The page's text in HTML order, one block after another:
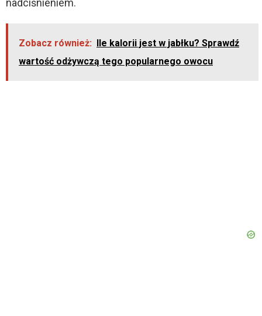
nadciśnieniem.
Zobacz również: Ile kalorii jest w jabłku? Sprawdź
wartość odżywczą tego popularnego owocu